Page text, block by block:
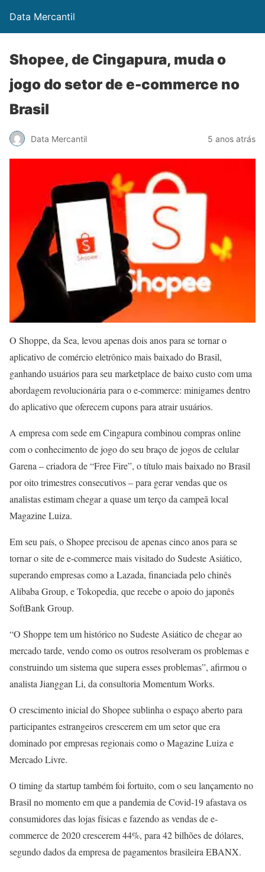
Data Mercantil
Shopee, de Cingapura, muda o
jogo do setor de e-commerce no
Brasil
Data Mercantil 5 anos atrás
O Shoppe, da Sea, levou apenas dois anos para se tornar o
aplicativo de comércio eletrônico mais baixado do Brasil,
ganhando usuários para seu marketplace de baixo custo com uma
abordagem revolucionária para o e-commerce: minigames dentro
do aplicativo que oferecem cupons para atrair usuários.
A empresa com sede em Cingapura combinou compras online
com o conhecimento de jogo do seu braço de jogos de celular
Garena – criadora de “Free Fire”, o título mais baixado no Brasil
por oito trimestres consecutivos – para gerar vendas que os
analistas estimam chegar a quase um terço da campeã local
Magazine Luiza.
Em seu país, o Shopee precisou de apenas cinco anos para se
tornar o site de e-commerce mais visitado do Sudeste Asiático,
superando empresas como a Lazada, financiada pelo chinês
Alibaba Group, e Tokopedia, que recebe o apoio do japonês
SoftBank Group.
“O Shoppe tem um histórico no Sudeste Asiático de chegar ao
mercado tarde, vendo como os outros resolveram os problemas e
construindo um sistema que supera esses problemas”, afirmou o
analista Jianggan Li, da consultoria Momentum Works.
O crescimento inicial do Shopee sublinha o espaço aberto para
participantes estrangeiros crescerem em um setor que era
dominado por empresas regionais como o Magazine Luiza e
Mercado Livre.
O timing da startup também foi fortuito, com o seu lançamento no
Brasil no momento em que a pandemia de Covid-19 afastava os
consumidores das lojas físicas e fazendo as vendas de e-
commerce de 2020 crescerem 44%, para 42 bilhões de dólares,
segundo dados da empresa de pagamentos brasileira EBANX.